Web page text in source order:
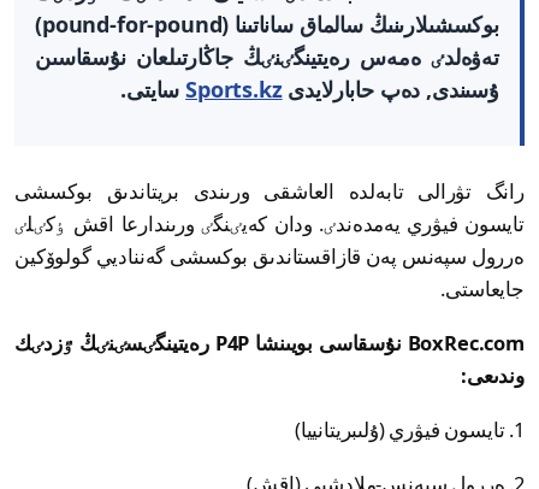
بوكسشىلارىنىڭ سالماق ساناتىنا (pound-for-pound)
تەۋەلدٸ ەمەس رەيتينگٸنٸڭ جاڭارتىلعان نۇسقاسىن
ۇسىندى, دەپ حابارلايدىSports.kzسايتى.
رانگ تۋرالى تابەلدە العاشقى ورىندى بريتاندىق بوكسشى
تايسون فيۋري يەمدەندٸ. ودان كەيٸنگٸ ورىندارعا اقش ٶكٸلٸ
ەررول سپەنس پەن قازاقستاندىق بوكسشى گەنناديي گولوۆكين
جايعاستى.
BoxRec.com نۇسقاسى بويىنشا P4P رەيتينگٸسٸنٸڭ ٷزدٸك
وندىعى:
1. تايسون فيۋري (ۇلىبريتانييا)